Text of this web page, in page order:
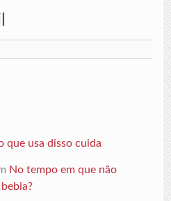
que usa disso cuida
No tempo em que não